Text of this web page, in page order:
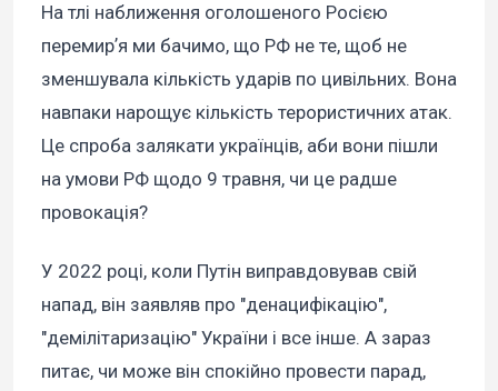
На тлі наближення оголошеного Росією
перемирʼя ми бачимо, що РФ не те, щоб не
зменшувала кількість ударів по цивільних. Вона
навпаки нарощує кількість терористичних атак.
Це спроба залякати українців, аби вони пішли
на умови РФ щодо 9 травня, чи це радше
провокація?
У 2022 році, коли Путін виправдовував свій
напад, він заявляв про "денацифікацію",
"демілітаризацію" України і все інше. А зараз
питає, чи може він спокійно провести парад,